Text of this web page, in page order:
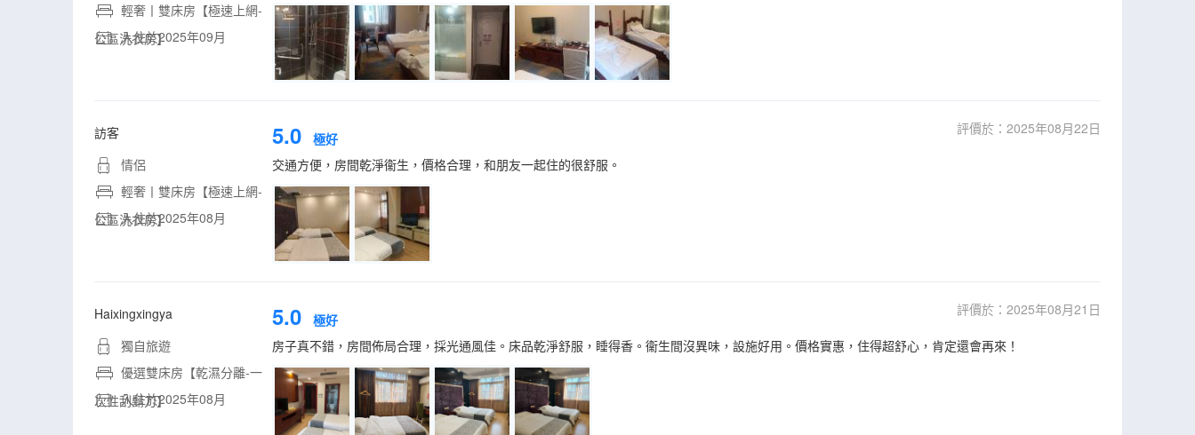
輕奢丨雙床房【極速上網-
公區洗衣房】
入住於2025年09月
訪客
情侶
輕奢丨雙床房【極速上網-
公區洗衣房】
入住於2025年08月
5.0 極好
評價於：2025年08月22日
交通方便，房間乾淨衞生，價格合理，和朋友一起住的很舒服。
Haixingxingya
獨自旅遊
優選雙床房【乾濕分離-一
次性刮鬍刀】
入住於2025年08月
5.0 極好
評價於：2025年08月21日
房子真不錯，房間佈局合理，採光通風佳。床品乾淨舒服，睡得香。衞生間沒異味，設施好用。價格實惠，住得超舒心，肯定還會再來！